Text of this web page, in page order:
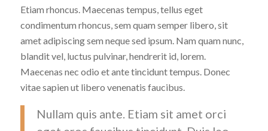
Etiam rhoncus. Maecenas tempus, tellus eget
condimentum rhoncus, sem quam semper libero, sit
amet adipiscing sem neque sed ipsum. Nam quam nunc,
blandit vel, luctus pulvinar, hendrerit id, lorem.
Maecenas nec odio et ante tincidunt tempus. Donec
vitae sapien ut libero venenatis faucibus.
Nullam quis ante. Etiam sit amet orci